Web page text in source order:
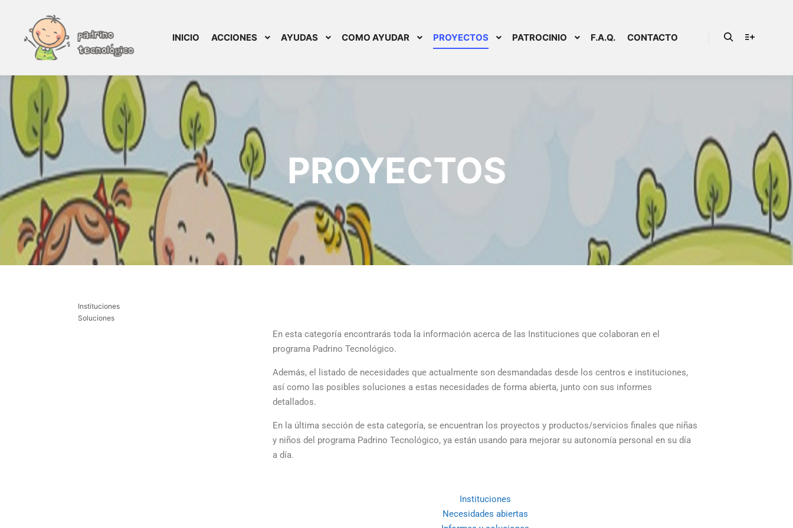
INICIO ACCIONES AYUDAS COMO AYUDAR PROYECTOS PATROCINIO F.A.Q. CONTACTO
PROYECTOS
En esta categoría encontrarás toda la información acerca de las Instituciones que colaboran en el
programa Padrino Tecnológico.
Además, el listado de necesidades que actualmente son desmandadas desde los centros e instituciones,
así como las posibles soluciones a estas necesidades de forma abierta, junto con sus informes
detallados.
En la última sección de esta categoría, se encuentran los proyectos y productos/servicios finales que niñas
y niños del programa Padrino Tecnológico, ya están usando para mejorar su autonomía personal en su día
a día.
Instituciones
Necesidades abiertas
Instituciones
Soluciones